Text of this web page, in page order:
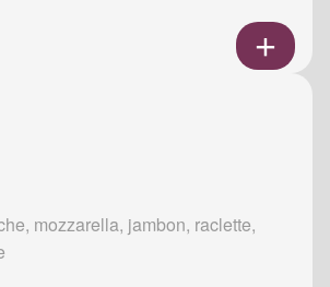
mozzarella, jambon, raclette,